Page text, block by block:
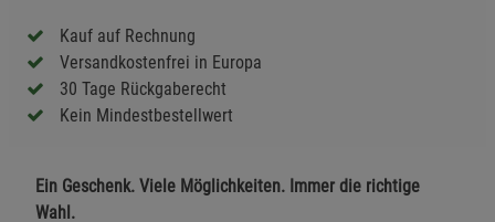
Kauf auf Rechnung
Versandkostenfrei in Europa
30 Tage Rückgaberecht
Kein Mindestbestellwert
Ein Geschenk. Viele Möglichkeiten. Immer die richtige
Wahl.